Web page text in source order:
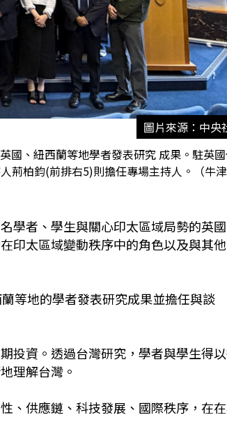
圖片來源：中央
國、紐西蘭等地學者發表研究 成果。駐英
荊柏鈞(前排右5)則擔任專場主持人。（牛
學者、學生與關心印太區域局勢的英
印太區域變動秩序中的角色以及與其
等地的學者發表研究成果並擔任與談
投資。透過台灣研究，學者與學生得
理解台灣。
、供應鏈、科技發展、國際秩序，在